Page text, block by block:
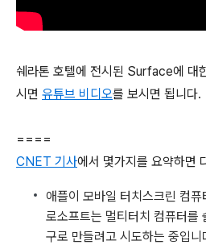
쉐라톤 호텔에 전시된 Surface에 대
시면 유튜브 비디오를 보시면 됩니다.
====
CNET 기사에서 몇가지를 요약하면
애플이 모바일 터치스크린 컴
로소프트는 멀티터치 컴퓨터를
구로 만들려고 시도하는 중입니